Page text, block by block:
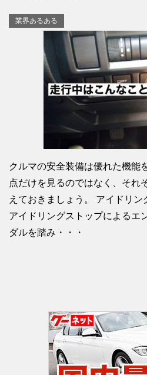
業界あるある
クルマの安全装備は優れた機能
点だけを見るのではなく、それ
えておきましょう。 アイドリ
アイドリングストップによるエ
ダルを踏み・・・